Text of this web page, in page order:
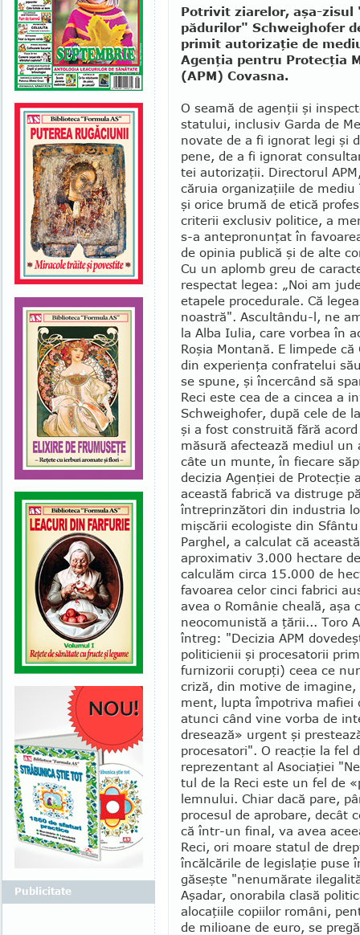
Potrivit ziarelor, aşa-zisul
pădurilor" Schweighofer
pri­mit autorizaţie de
Agen­ţia pentru Pro­tecţia
(APM) Co­­vasna.
O seamă de a­genţii şi
statului, inclusiv Garda de
no­vate de a fi ignorat legi şi
pe­ne, de a fi ignorat
tei autorizaţii. Directorul
căruia organizaţiile de
şi orice brumă de etică
criterii exclusiv politice, a
s-a an­te­pronunţat în
de opinia publică şi de alte
Cu un aplomb greu de
respectat legea: „Noi am
etapele proce­du­rale. Că
noastră". Ascultându-l, ne
la Alba Iulia, care vorbea în
Roşia Mon­tană. E limpede
din experienţa confratelui
se spune, şi încercând să
Reci este cea de a cincea a
Schweighofer, după cele de
şi a fost construită fără
măsură afec­tează mediul
câte un munte, în fiecare
decizia Agenţiei de Protecţie
această fabrică va distruge
întreprinzători din in­dustria
mişcării ecologiste din
Par­ghel, a calculat că
apro­xi­ma­tiv 3.000 hectare
calculăm circa 15.000 de
favoarea celor cinci fabrici
avea o Ro­mânie cheală, aşa
neocomunistă a ţării... Toro
întreg: "Decizia APM
politicienii şi procesatorii
furnizorii corupţi) ceea ce
criză, din motive de
ment, lupta împotriva mafiei
atunci când vine vor­ba de
dresează» urgent şi
procesatori". O reacţie la fel
reprezentant al Asociaţiei
tul de la Reci este un fel de
lemnului. Chiar dacă pare,
procesul de aprobare, decât
că într-un final, va avea
Reci, ori moare statul de
încălcările de legislaţie puse
găseşte "nenumărate
Aşa­­dar, onorabila clasă
alocaţiile co­piilor ro­mâni,
de milioane de euro, se
Publicitate